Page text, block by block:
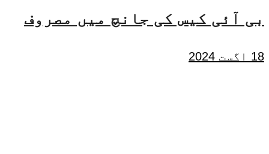
بی آئی کیس کی جانچ میں مصروف
18 اگست 2024